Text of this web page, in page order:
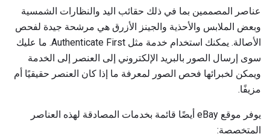
عناصر المصممين بما في ذلك حقائب اليد والنظارات الشمسية
وبعض الملابس والأحذية والجينز الأزرق هي مرشحة جيدة لفحص
الأصالة. يمكنك استخدام خدمة مثل Authenticate First. ما عليك
سوى إرسال الصور بالبريد الإلكتروني إلى العنصر إلى الخدمة
ويمكن لخبرائها فحص الصور لمعرفة ما إذا كان العنصر حقيقيًا أم
مزيفًا.
يوفر موقع eBay أيضًا قائمة بخدمات المصادقة لهذه العناصر
المتخصصة: